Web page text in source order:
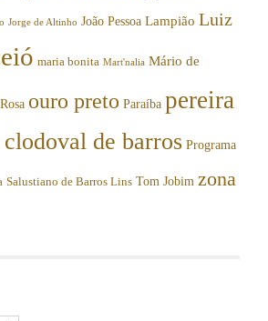
Jorge de Altinho João Pessoa Lampião Luiz
maria bonita Mart'nalia Mário de
ouro preto Paraíba pereira
clodoval de barros Programa
Salustiano de Barros Lins Tom Jobim zona